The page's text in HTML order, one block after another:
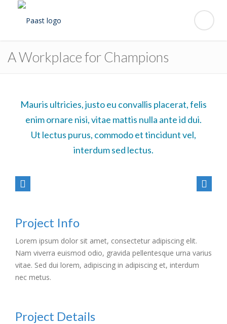
A Workplace for Champions
Mauris ultricies, justo eu convallis placerat, felis
enim ornare nisi, vitae mattis nulla ante id dui.
Ut lectus purus, commodo et tincidunt vel,
interdum sed lectus.
Project Info
Lorem ipsum dolor sit amet, consectetur adipiscing elit.
Nam viverra euismod odio, gravida pellentesque urna varius
vitae. Sed dui lorem, adipiscing in adipiscing et, interdum
nec metus.
Project Details